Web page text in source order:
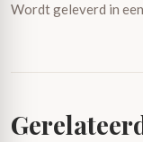
Wordt geleverd in